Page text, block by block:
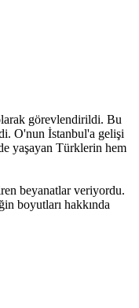
görevlendirildi. Bu
O'nun İstanbul'a gelişi
yaşayan Türklerin hem
beyanatlar veriyordu.
boyutları hakkında